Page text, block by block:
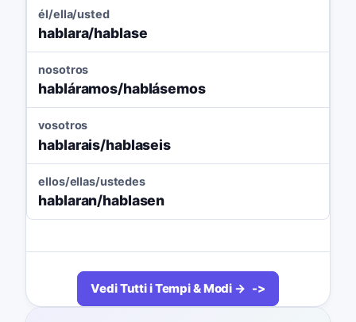
él/ella/usted
hablara/hablase
nosotros
habláramos/hablásemos
vosotros
hablarais/hablaseis
ellos/ellas/ustedes
hablaran/hablasen
Vedi Tutti i Tempi & Modi →